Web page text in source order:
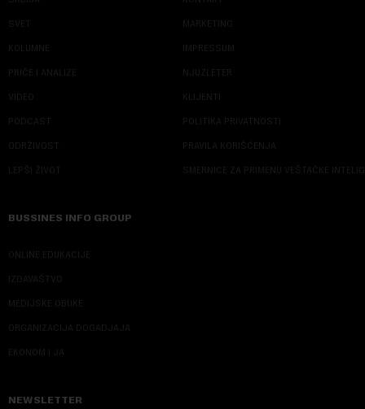
SVET
KOLUMNE
PRIČE I ANALIZE
VIDEO
PODCAST
ODRŽIVOST
LEPŠI ŽIVOT
MARKETING
IMPRESSUM
NJUZLETER
KLIJENTI
POLITIKA PRIVATNOSTI
PRAVILA KORIŠĆENJA
SMERNICE ZA PRIMENU VEŠTAČKE
BUSSINES INFO GROUP
ONLINE EDUKACIJE
IZDAVAŠTVO
MEDIJSKE OBUKE
ORGANIZACIJA DOGADJAJA
EKONOM I JA
NEWSLETTER